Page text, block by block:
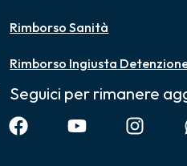
Rimborso Sanità
Rimborso Ingiusta
Seguici per rimanere